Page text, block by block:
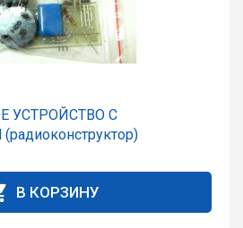
УСТРОЙСТВО С
В КОРЗИНУ